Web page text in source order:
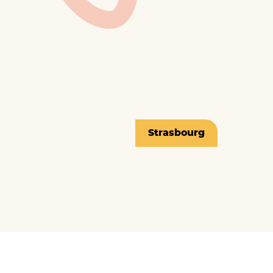
Strasbourg